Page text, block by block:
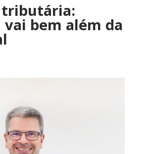
tributária:
vai bem além da